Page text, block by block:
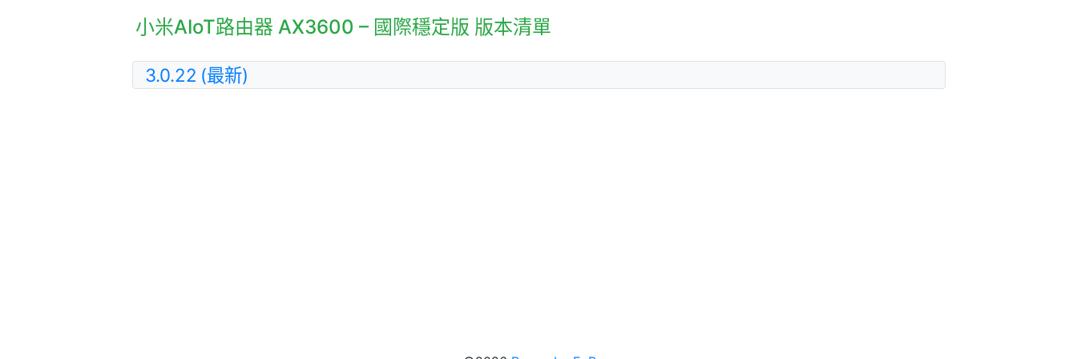
小米AIoT路由器 AX3600 – 國際穩定版 版本清單
3.0.22 (最新)